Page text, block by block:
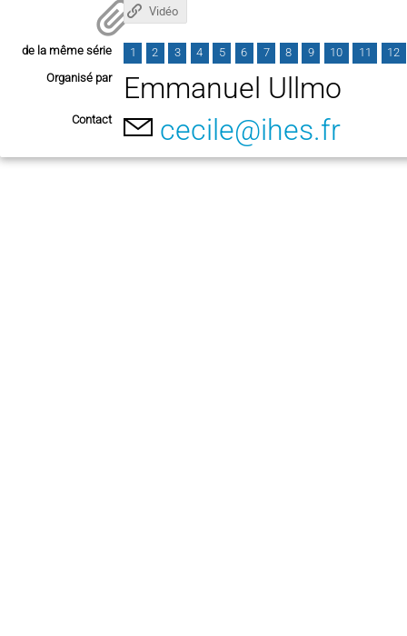
Vidéo
de la même série 1 2 3 4 5 6 7 8 9 10 11
12
Organisé par
Emmanuel Ullmo
Contact cecile@ihes.fr